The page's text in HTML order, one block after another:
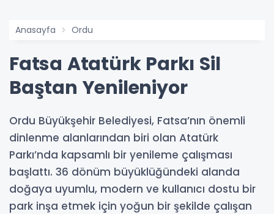
Anasayfa Ordu
Fatsa Atatürk Parkı Sil
Baştan Yenileniyor
Ordu Büyükşehir Belediyesi, Fatsa’nın önemli
dinlenme alanlarından biri olan Atatürk
Parkı’nda kapsamlı bir yenileme çalışması
başlattı. 36 dönüm büyüklüğündeki alanda
doğaya uyumlu, modern ve kullanıcı dostu bir
park inşa etmek için yoğun bir şekilde çalışan